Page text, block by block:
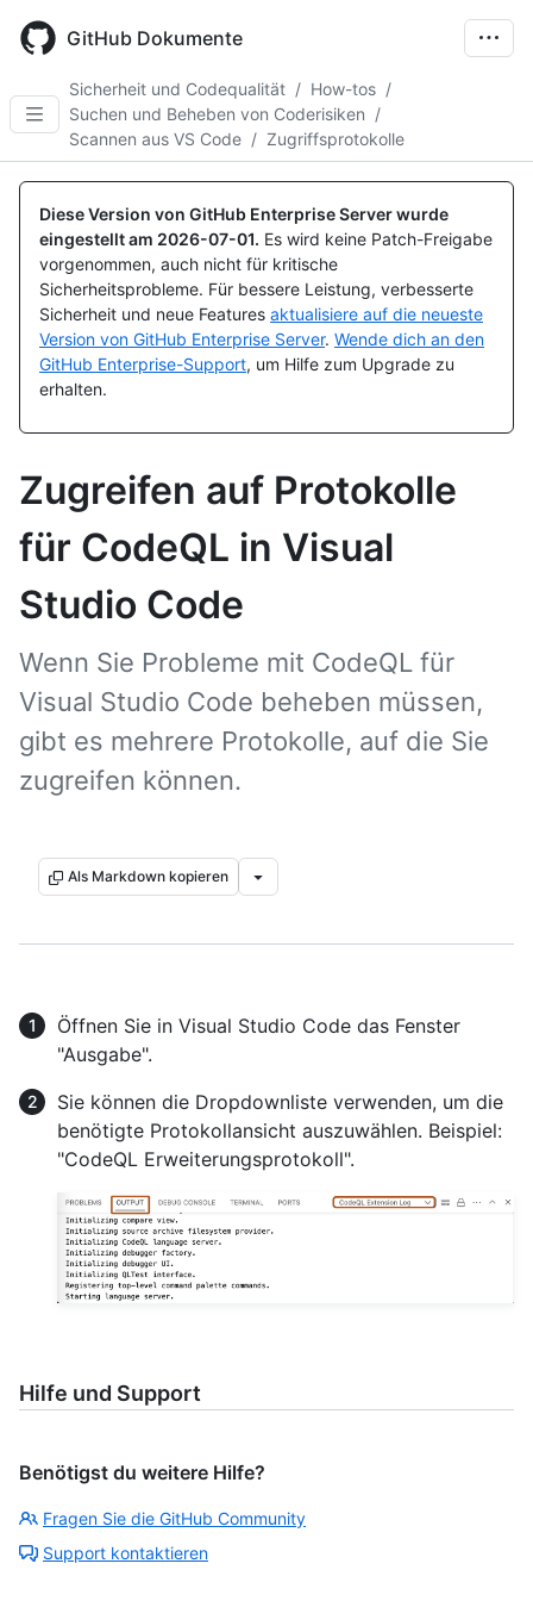
main
GitHub Dokumente
Sicherheit und Codequalität / How-tos /
Suchen und Beheben von Coderisiken /
Scannen aus VS Code / Zugriffsprotokolle
Diese Version von GitHub Enterprise Server wurde
eingestellt am 2026-07-01. Es wird keine Patch-Freigabe
vorgenommen, auch nicht für kritische
Sicherheitsprobleme. Für bessere Leistung, verbesserte
Sicherheit und neue Features aktualisiere auf die neueste
Version von GitHub Enterprise Server. Wende dich an den
GitHub Enterprise-Support, um Hilfe zum Upgrade zu
erhalten.
Zugreifen auf Protokolle
für CodeQL in Visual
Studio Code
Wenn Sie Probleme mit CodeQL für
Visual Studio Code beheben müssen,
gibt es mehrere Protokolle, auf die Sie
zugreifen können.
Als Markdown kopieren
Öffnen Sie in Visual Studio Code das Fenster
"Ausgabe".
Sie können die Dropdownliste verwenden, um die
benötigte Protokollansicht auszuwählen. Beispiel:
"CodeQL Erweiterungsprotokoll".
Hilfe und Support
Benötigst du weitere Hilfe?
Fragen Sie die GitHub Community
Support kontaktieren